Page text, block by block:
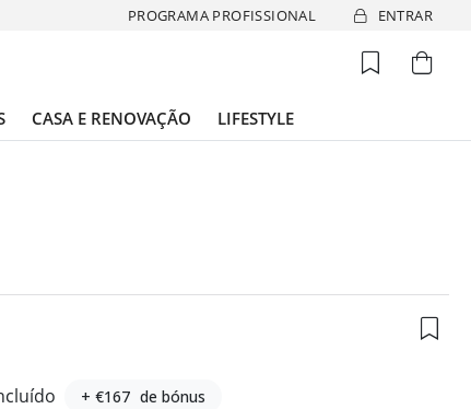
PROGRAMA PROFISSIONAL ENTRAR
CASA E RENOVAÇÃO LIFESTYLE
+ €167 de bónus